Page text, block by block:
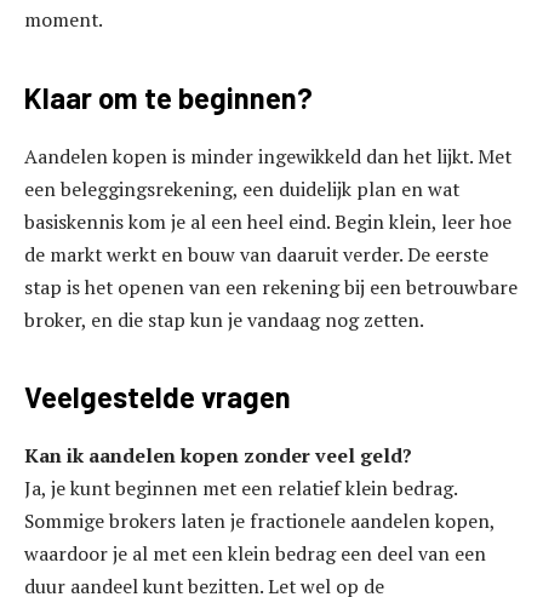
moment.
Klaar om te beginnen?
Aandelen kopen is minder ingewikkeld dan het lijkt. Met
een beleggingsrekening, een duidelijk plan en wat
basiskennis kom je al een heel eind. Begin klein, leer hoe
de markt werkt en bouw van daaruit verder. De eerste
stap is het openen van een rekening bij een betrouwbare
broker, en die stap kun je vandaag nog zetten.
Veelgestelde vragen
Kan ik aandelen kopen zonder veel geld?
Ja, je kunt beginnen met een relatief klein bedrag.
Sommige brokers laten je fractionele aandelen kopen,
waardoor je al met een klein bedrag een deel van een
duur aandeel kunt bezitten. Let wel op de